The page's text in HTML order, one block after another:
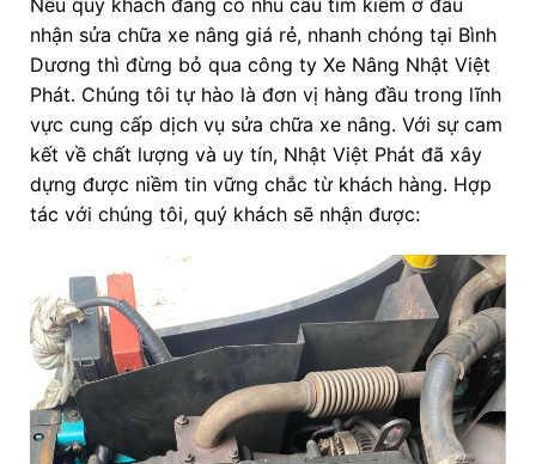
nhận sửa chữa xe nâng giá rẻ, nhanh chóng tại Bình
Dương thì đừng bỏ qua công ty Xe Nâng Nhật Việt
Phát. Chúng tôi tự hào là đơn vị hàng đầu trong lĩnh
vực cung cấp dịch vụ sửa chữa xe nâng. Với sự cam
kết về chất lượng và uy tín, Nhật Việt Phát đã xây
dựng được niềm tin vững chắc từ khách hàng. Hợp
tác với chúng tôi, quý khách sẽ nhận được: